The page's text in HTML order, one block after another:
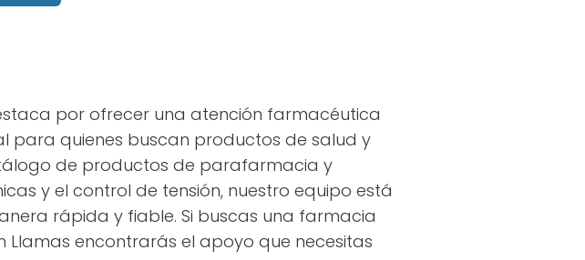
por ofrecer una atención farmacéutica
para quienes buscan productos de salud y
de productos de parafarmacia y
y el control de tensión, nuestro equipo está
rápida y fiable. Si buscas una farmacia
encontrarás el apoyo que necesitas